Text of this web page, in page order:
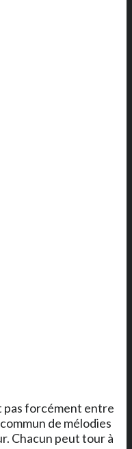
pas forcément entre
de mélodies
Chacun peut tour à